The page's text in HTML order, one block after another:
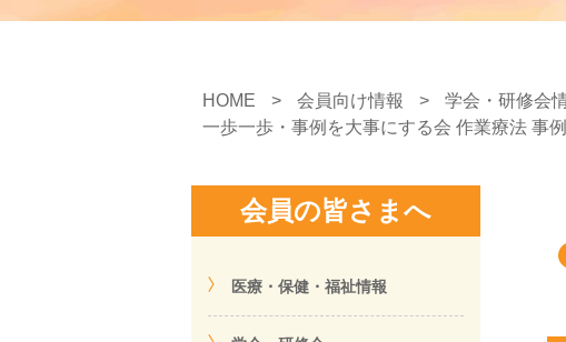
HOME > 会員向け情報 > 学会・研修会
一歩一歩・事例を大事にする会 作業療法 事
会員の皆さまへ
医療・保健・福祉情報